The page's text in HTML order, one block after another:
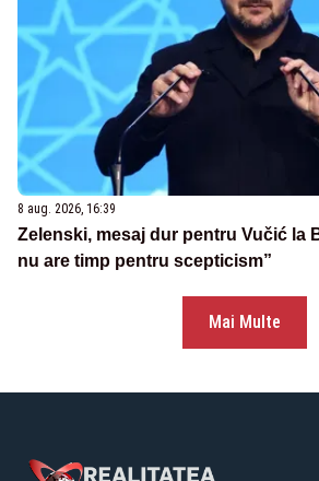
8 aug. 2026, 16:39
Zelenski, mesaj dur pentru Vučić la
nu are timp pentru scepticism”
Mai Multe